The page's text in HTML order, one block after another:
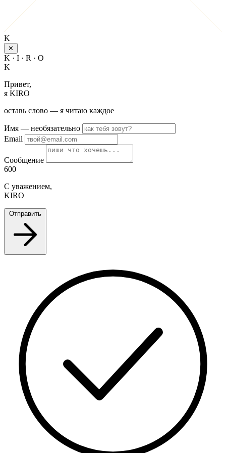
K
✕
K · I · R · O
K
Привет,
я KIRO
оставь слово — я читаю каждое
Имя — необязательно
Email
Сообщение
600
С уважением,
KIRO
Отправить